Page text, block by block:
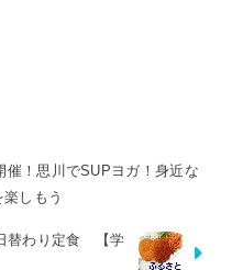
催！思川でSUPヨガ！身近な
しもう
替わり定食 【学